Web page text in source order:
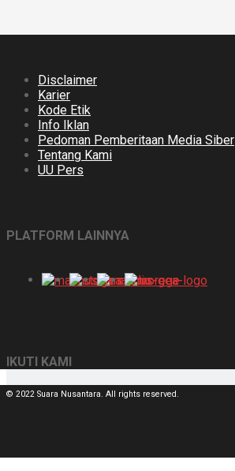
Disclaimer
Karier
Kode Etik
Info Iklan
Pedoman Pemberitaan Media Siber
Tentang Kami
UU Pers
PLATFORM LAINNYA
IKUTI KAMI
© 2022 Suara Nusantara. All rights reserved.